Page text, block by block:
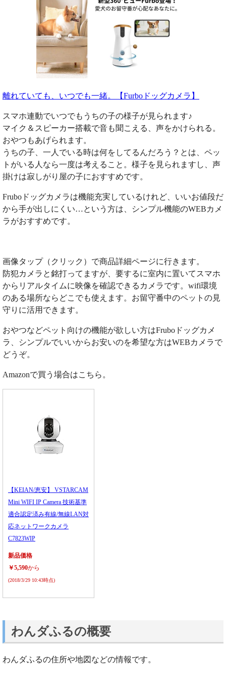
離れていても、いつでも一緒。【Furboドッグカメラ】
スマホ連動でいつでもうちの子の様子が見られます♪
マイク＆スピーカー搭載で音も聞こえる、声をかけられる。
おやつもあげられます。
うちの子、一人でいる時は何をしてるんだろう？とは、ペッ
トがいる人なら一度は考えること。様子を見られますし、声
掛けは寂しがり屋の子におすすめです。
Fruboドッグカメラは機能充実しているけれど、いいお値段だ
から手が出しにくい…という方は、シンプル機能のWEBカメ
ラがおすすめです。
画像タップ（クリック）で商品詳細ページに行きます。
防犯カメラと銘打ってますが、要するに室内に置いてスマホ
からリアルタイムに映像を確認できるカメラです。wifi環境
のある場所ならどこでも使えます。お留守番中のペットの見
守りに活用できます。
おやつなどペット向けの機能が欲しい方はFruboドッグカメ
ラ、シンプルでいいからお安いのを希望な方はWEBカメラで
どうぞ。
Amazonで買う場合はこちら。
【KEIAN/恵安】 VSTARCAM
Mini WIFI IP Camera 技術基準
適合認定済み有線/無線LAN対
応ネットワークカメラ
C7823WIP
新品価格
￥5,590から
(2018/3/29 10:43時点)
わんダふるの概要
わんダふるの住所や地図などの情報です。